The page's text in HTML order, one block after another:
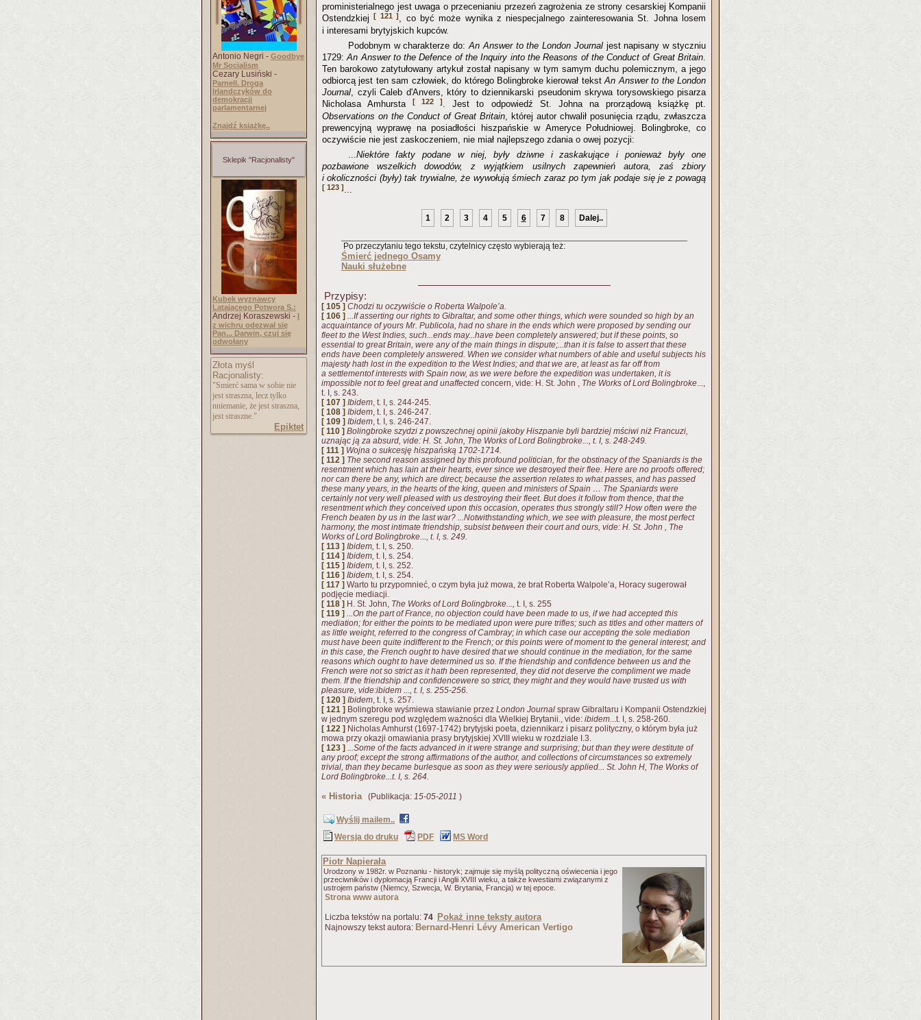
Antonio Negri - Goodbye
Mr Socialism
Cezary Lusiński -
Parnell. Droga
Irlandczyków do
demokracji
parlamentarnej
Znajdź książkę..
Sklepik "Racjonalisty"
Kubek wyznawcy
Latającego Potwora S.:
Andrzej Koraszewski - I
z wichru odezwał się
Pan... Darwin, czuj się
odwołany
Złota myśl
Racjonalisty:
"Smierć sama w sobie nie
jest straszna, lecz tylko
nniemanie, że jest straszna,
jest straszne."
Epiktet
proministerialnego jest uwaga o przecenianiu przezeń zagrożenia ze strony cesarskiej Kompanii
Ostendzkiej[ 121 ] , co być może wynika z niespecjalnego zainteresowania St. Johna losem
i interesami brytyjskich kupców.
Podobnym w charakterze do:An Answer to the London Journal jest napisany w styczniu
1729:An Answer to the Defence of the Inquiry into the Reasons of the Conduct of Great Britain.
Ten barokowo zatytułowany artykuł został napisany w tym samym duchu polemicznym, a jego
odbiorcą jest ten sam człowiek, do którego Bolingbroke kierował tekstAn Answer to the London
Journal, czyli Caleb d'Anvers, który to dziennikarski pseudonim skrywa torysowskiego pisarza
Nicholasa Amhursta[ 122 ] . Jest to odpowiedź St. Johna na prorządową książkę pt.
Observations on the Conduct of Great Britain, której autor chwalił posunięcia rządu, zwłaszcza
prewencyjną wyprawę na posiadłości hiszpańskie w Ameryce Południowej. Bolingbroke, co
oczywiście nie jest zaskoczeniem, nie miał najlepszego zdania o owej pozycji:
...Niektóre fakty podane w niej, były dziwne i zaskakujące i ponieważ były one
pozbawione wszelkich dowodów, z wyjątkiem usilnych zapewnień autora, zaś zbiory
i okoliczności (były) tak trywialne, że wywołują śmiech zaraz po tym jak podaje się je z powagą
[ 123 ] ...
1 2 3 4 5 6 7 8 Dalej..
Po przeczytaniu tego tekstu, czytelnicy często wybierają też:
Śmierć jednego Osamy
Nauki służebne
Przypisy:
[ 105 ] Chodzi tu oczywiście o Roberta Walpole’a.
[ 106 ] ...If asserting our rights to Gibraltar, and some other things, which were sounded so high by an
acquaintance of yours Mr. Publicola, had no share in the ends which were proposed by sending our
fleet to the West Indies, such...ends may...have been completely answered; but if these points, so
essential to great Britain, were any of the main things in dispute;...than it is false to assert that these
ends have been completely answered. When we consider what numbers of able and useful subjects his
majesty hath lost in the expedition to the West Indies; and that we are, at least as far off from
a settlementof interests with Spain now, as we were before the expedition was undertaken, it is
impossible not to feel great and unaffected concern, vide: H. St. John , The Works of Lord Bolingbroke...,
t. I, s. 243.
[ 107 ] Ibidem, t. I, s. 244-245.
[ 108 ] Ibidem, t. I, s. 246-247.
[ 109 ] Ibidem, t. I, s. 246-247.
[ 110 ] Bolingbroke szydzi z powszechnej opinii jakoby Hiszpanie byli bardziej mściwi niż Francuzi,
uznając ją za absurd, vide: H. St. John, The Works of Lord Bolingbroke..., t. I, s. 248-249.
[ 111 ] Wojna o sukcesję hiszpańską 1702-1714.
[ 112 ] The second reason assigned by this profound politician, for the obstinacy of the Spaniards is the
resentment which has lain at their hearts, ever since we destroyed their flee. Here are no proofs offered;
nor can there be any, which are direct; because the assertion relates to what passes, and has passed
these many years, in the hearts of the king, queen and ministers ofSpain … The Spaniards were
certainly not very well pleased with us destroying their fleet. But does it follow from thence, that the
resentment which they conceived upon this occasion, operates thus strongly still? How often were the
French beaten by us in the last war? ...Notwithstanding which, we see with pleasure, the most perfect
harmony, the most intimate friendship, subsist between their court and ours, vide: H. St. John , The
Works of Lord Bolingbroke..., t. I, s. 249.
[ 113 ] Ibidem, t. I, s. 250.
[ 114 ] Ibidem, t. I, s. 254.
[ 115 ] Ibidem, t. I, s. 252.
[ 116 ] Ibidem, t. I, s. 254.
[ 117 ] Warto tu przypomnieć, o czym była już mowa, że brat Roberta Walpole’a, Horacy sugerował
podjęcie mediacji.
[ 118 ] H. St. John, The Works of Lord Bolingbroke..., t. I, s. 255
[ 119 ] ...On the part of France, no objection could have been made to us, if we had accepted this
mediation; for either the points to be mediated upon were pure trifles; such as titles and other matters of
as little weight, referred to the congress of Cambray; in which case our accepting the sole mediation
must have been quite indifferent to the French; or this points were of moment to the general interest; and
in this case, the French ought to have desired that we should continue in the mediation, for the same
reasons which ought to have determined us so. If the friendship and confidence between us and the
French were not so strict as it hath been represented, they did not deserve the compliment we made
them. If the friendship and confidencewere so strict, they might and they would have trusted us with
pleasure, vide:ibidem ..., t. I, s. 255-256.
[ 120 ] Ibidem, t. I, s. 257.
[ 121 ] Bolingbroke wyśmiewa stawianie przez London Journal spraw Gibraltaru i Kompanii Ostendzkiej
w jednym szeregu pod względem ważności dla Wielkiej Brytanii., vide: ibidem...t. I, s. 258-260.
[ 122 ] Nicholas Amhurst (1697-1742) brytyjski poeta, dziennikarz i pisarz polityczny, o którym była już
mowa przy okazji omawiania prasy brytyjskiej XVIII wieku w rozdziale I.3.
[ 123 ] ...Some of the facts advanced in it were strange and surprising; but than they were destitute of
any proof; except the strong affirmations of the author, and collections of circumstances so extremely
trivial, than they became burlesque as soon as they were seriously applied... St. John H, The Works of
Lord Bolingbroke...t. I, s. 264.
« Historia(Publikacja: 15-05-2011 )
Wyślij mailem..
Wersja do druku
PDF MS Word
Piotr Napierała
Urodzony w 1982r. w Poznaniu - historyk; zajmuje się myślą polityczną oświecenia i jego
przeciwników i dyplomacją Francji i Anglii XVIII wieku, a także kwestiami związanymi z
ustrojem państw (Niemcy, Szwecja, W. Brytania, Francja) w tej epoce.
Strona www autora
Liczba tekstów na portalu: 74 Pokaż inne teksty autora
Najnowszy tekst autora: Bernard-Henri Lévy American Vertigo